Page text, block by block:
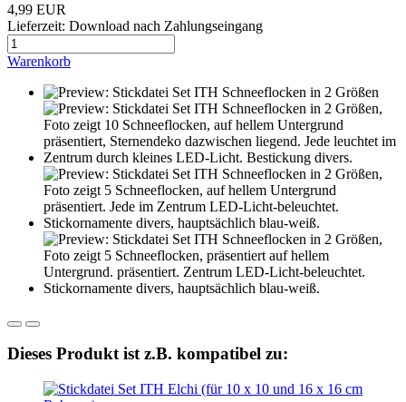
4,99 EUR
Lieferzeit: Download nach Zahlungseingang
Warenkorb
Dieses Produkt ist z.B. kompatibel zu: